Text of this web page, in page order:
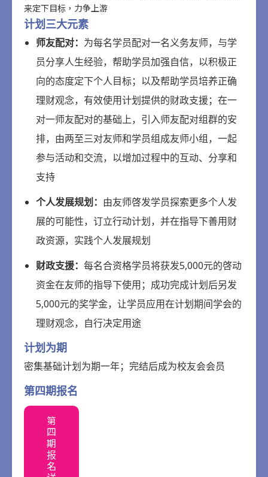
来定下目标，力争上游
计划三大元素
师友配对： 为每名学员配对一名义务友师，与学
员分享人生经验，帮助学员加强自信，以积极正
向的态度定下个人目标；以及帮助学员培养正确
理财观念，有效使用计划提供的财政支援；在一
对一师友配对的基础上，引入师友配对组群的安
排，由两至三对友师和学员组成友师小组，一起
参与活动和交流，以增加过程中的互动、分享和
支持
个人发展规划： 由友师啓发学员探索更多个人发
展的可能性，订立行动计划，并在指导下善用财
政资源，实践个人发展规划
财政支援： 每名合资格学员将获发5,000元的啓动
资金在友师的指导下使用；成功完成计划后另发
5,000元的奖学金，让学员应用在计划期间学会的
理财观念，自行决定用途
计划为期
密集基础计划为期一年；完结后成为校友会会员
第四期报名
第
四
期
报
名